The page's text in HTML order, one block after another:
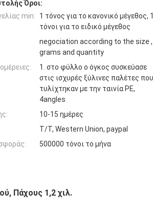
Όροι:
min:
1 τόνος για το κανονικό μέγεθος,
τόνοι για το ειδικό μέγεθος
negociation according to the size ,
grams and quantity
1. στο φύλλο ο όγκος συσκεύασε
στις ισχυρές ξύλινες παλέτες που
τυλίχτηκαν με την ταινία PE,
4angles
10-15 ημέρες
T/T, Western Union, paypal
500000 τόνοι το μήνα
Πάχους 1,2 χιλ.